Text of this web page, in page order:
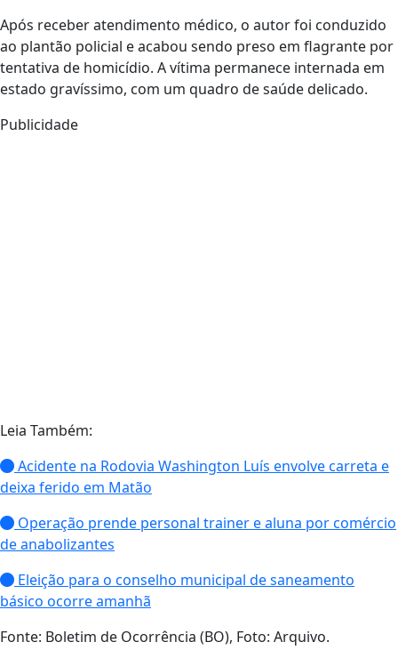
Após receber atendimento médico, o autor foi conduzido
ao plantão policial e acabou sendo preso em flagrante por
tentativa de homicídio. A vítima permanece internada em
estado gravíssimo, com um quadro de saúde delicado.
Publicidade
Leia Também:
Acidente na Rodovia Washington Luís envolve carreta e
deixa ferido em Matão
Operação prende personal trainer e aluna por comércio
de anabolizantes
Eleição para o conselho municipal de saneamento
básico ocorre amanhã
Fonte: Boletim de Ocorrência (BO), Foto: Arquivo.